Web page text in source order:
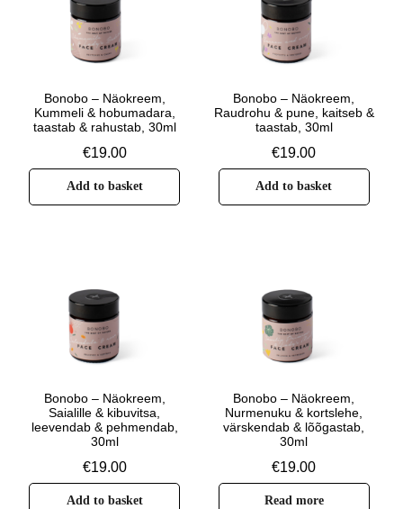
Bonobo – Näokreem,
Kummeli & hobumadara,
taastab & rahustab, 30ml
€19.00
Add to basket
Bonobo – Näokreem,
Raudrohu & pune, kaitseb &
taastab, 30ml
€19.00
Add to basket
Bonobo – Näokreem,
Saialille & kibuvitsa,
leevendab & pehmendab,
30ml
€19.00
Add to basket
Bonobo – Näokreem,
Nurmenuku & kortslehe,
värskendab & lõõgastab,
30ml
€19.00
Read more